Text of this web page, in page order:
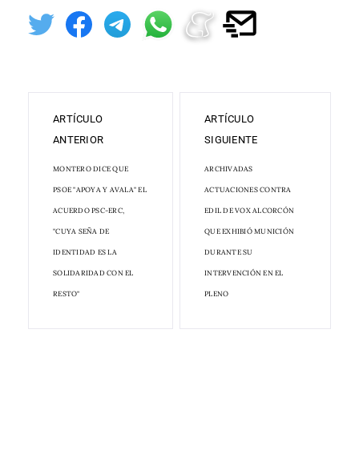
ARTÍCULO
ANTERIOR
MONTERO DICE QUE
PSOE "APOYA Y AVALA" EL
ACUERDO PSC-ERC,
"CUYA SEÑA DE
IDENTIDAD ES LA
SOLIDARIDAD CON EL
RESTO"
ARTÍCULO
SIGUIENTE
ARCHIVADAS
ACTUACIONES CONTRA
EDIL DE VOX ALCORCÓN
QUE EXHIBIÓ MUNICIÓN
DURANTE SU
INTERVENCIÓN EN EL
PLENO